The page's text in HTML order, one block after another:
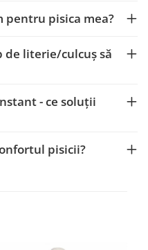
pentru pisica mea?
de literie/culcuș să
- ce soluții
pisicii?